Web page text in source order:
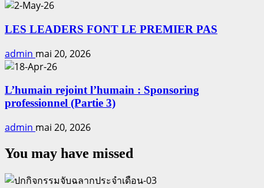
LES LEADERS FONT LE PREMIER PAS
admin mai 20, 2026
L’humain rejoint l’humain : Sponsoring
professionnel (Partie 3)
admin mai 20, 2026
You may have missed